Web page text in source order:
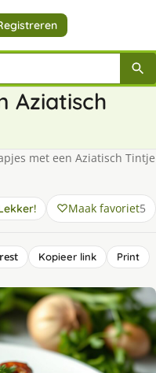
Aziatisch
met een Aziatisch Tintje
Maak favoriet5
Kopieer link Print